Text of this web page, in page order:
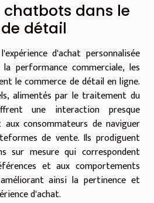
dans le
détail
d'achat personnalisée
performance commerciale, les
le commerce de détail en ligne.
alimentés par le traitement du
une interaction presque
consommateurs de naviguer
de vente. Ils prodiguent
sur mesure qui correspondent
et aux comportements
ainsi la pertinence et
d'achat.